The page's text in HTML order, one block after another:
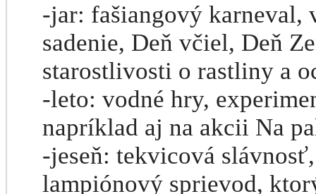
-jar: fašiangový karneval,
sadenie, Deň včiel, Deň
starostlivosti o rastliny a
-leto: vodné hry,
napríklad aj na akcii Na
-jeseň: tekvicová
lampiónový sprievod,